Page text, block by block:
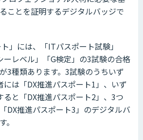
ことを証明するデジタルバッジで
ト」には、「ITパスポート試験」
ーレベル」「G検定」の3試験の合格
3種類あります。3試験のうちいず
には「DX推進パスポート1」、いず
ると「DX推進パスポート2」、3つ
DX推進パスポート3」のデジタルバ
。